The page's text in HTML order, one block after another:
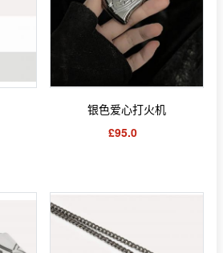
银色爱心打火机
£95.0